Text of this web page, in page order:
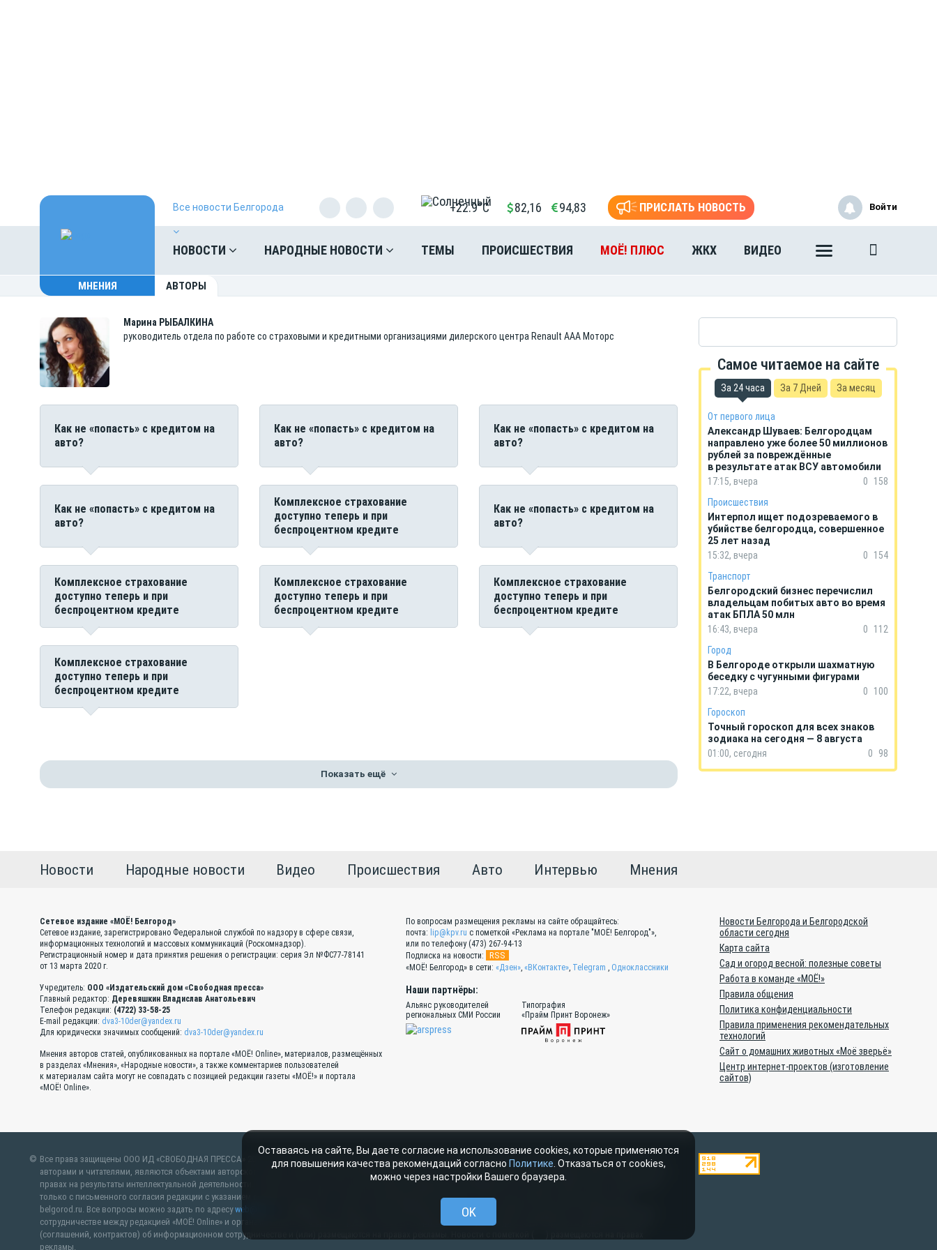
Все новости Белгорода +22.9°C 82,16 94,83 ПРИСЛАТЬ НОВОСТЬ
НОВОСТИ НАРОДНЫЕ НОВОСТИ ТЕМЫ ПРОИСШЕСТВИЯ МОЁ! ПЛЮС ЖКХ ВИДЕО
Войти
МНЕНИЯ АВТОРЫ
Марина РЫБАЛКИНА
руководитель отдела по работе со страховыми и кредитными организациями дилерского центра Renault ААА Моторс
Как не «попасть» с кредитом на
авто?
Как не «попасть» с кредитом на
авто?
Как не «попасть» с кредитом на
авто?
Как не «попасть» с кредитом на
авто?
Комплексное страхование
доступно теперь и при
беспроцентном кредите
Как не «попасть» с кредитом на
авто?
Комплексное страхование
доступно теперь и при
беспроцентном кредите
Комплексное страхование
доступно теперь и при
беспроцентном кредите
Комплексное страхование
доступно теперь и при
беспроцентном кредите
Комплексное страхование
доступно теперь и при
беспроцентном кредите
Показать ещё
Самое читаемое на сайте
За 24 часа За 7 Дней За месяц
От первого лица
Александр Шуваев: Белгородцам
направлено уже более 50 миллионов
рублей за повреждённые
в результате атак ВСУ автомобили
17:15, вчера
0
158
Происшествия
Интерпол ищет подозреваемого в
убийстве белгородца, совершенное
25 лет назад
15:32, вчера
0
154
Транспорт
Белгородский бизнес перечислил
владельцам побитых авто во время
атак БПЛА 50 млн
16:43, вчера
0
112
Город
В Белгороде открыли шахматную
беседку с чугунными фигурами
17:22, вчера
0
100
Гороскоп
Точный гороскоп для всех знаков
зодиака на сегодня — 8 августа
01:00, сегодня
0 98
Новости Народные новости Видео Происшествия Авто Интервью Мнения
Сетевое издание «МОЁ! Белгород»
Сетевое издание, зарегистрировано Федеральной службой по надзору в сфере связи,
информационных технологий и массовых коммуникаций (Роскомнадзор).
Регистрационный номер и дата принятия решения о регистрации: серия Эл №ФС77-78141
от 13 марта 2020 г.
Учредитель: ООО «Издательский дом «Свободная пресса»
Главный редактор: Деревяшкин Владислав Анатольевич
Телефон редакции: (4722) 33-58-25
E-mail редакции: dva3-10der@yandex.ru
Для юридически значимых сообщений: dva3-10der@yandex.ru
Мнения авторов статей, опубликованных на портале «МОЁ! Online», материалов, размещённых
в разделах «Мнения», «Народные новости», а также комментариев пользователей
к материалам сайта могут не совпадать с позицией редакции газеты «МОЁ!» и портала
«МОЁ! Online».
По вопросам размещения рекламы на сайте обращайтесь:
почта: lip@kpv.ru с пометкой «Реклама на портале "МОЁ! Белгород"»,
или по телефону (473) 267-94-13
Подписка на новости:
RSS
«МОЁ! Белгород» в сети: «Дзен», «ВКонтакте», Telegram , Одноклассники
Наши партнёры:
Альянс руководителей
региональных СМИ России
Типография
«Прайм Принт Воронеж»
Новости Белгорода и Белгородской
области сегодня
Карта сайта
Сад и огород весной: полезные советы
Работа в команде «МОЁ!»
Правила общения
Политика конфиденциальности
Правила применения рекомендательных
технологий
Сайт о домашних животных «Моё зверьё»
Центр интернет-проектов (изготовление
сайтов)
Все права защищены ООО ИД «СВОБОДНАЯ ПРЕССА» 2007–2024. Любые материалы, размещенные на портале «МОЁ! Online» сотрудниками редакции, нештатными
авторами и читателями, являются объектами авторского права. Права ООО ИД «СВОБОДНАЯ ПРЕССА» на указанные материалы охраняются законодательством о
правах на результаты интеллектуальной деятельности. Полное или частичное использование материалов, размещенных на портале «МОЁ! Online», допускается
только с письменного согласия редакции с указанием ссылки на источник. Частичное цитирование возможно только при условии гиперссылки на moe-
belgorod.ru. Все вопросы можно задать по адресуweb@kpv.ru
. В рубрике «От первого лица» публикуются сообщения в рамках контрактов об информационном
сотрудничестве между редакцией «МОЁ! Online» и органами власти. Материалы рубрик «Новости партнёров» и «Будь в курсе» публикуются в рамках договоров
(соглашений, контрактов) об информационном сотрудничестве и (или) размещаются на правах рекламы. Новости с пометкой (
рекламы.
Оставаясь на сайте, Вы даете согласие на использование cookies, которые применяются
для повышения качества рекомендаций согласно Политике . Отказаться от cookies,
можно через настройки Вашего браузера.
OK